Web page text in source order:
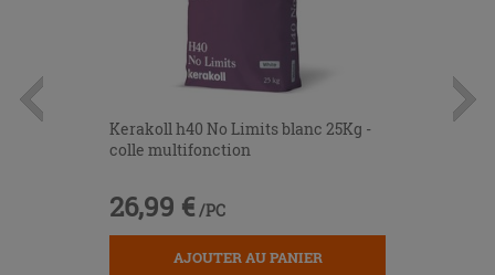
Kerakoll h40 No Limits blanc 25Kg -
colle multifonction
26,99 € /PC
AJOUTER AU PANIER